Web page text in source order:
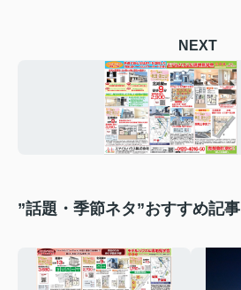
NEXT
”話題・季節ネタ”おすすめ記事